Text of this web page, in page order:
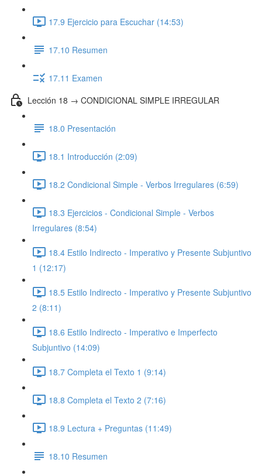
17.9 Ejercicio para Escuchar (14:53)
17.10 Resumen
17.11 Examen
Lección 18 → CONDICIONAL SIMPLE IRREGULAR
18.0 Presentación
18.1 Introducción (2:09)
18.2 Condicional Simple - Verbos Irregulares (6:59)
18.3 Ejercicios - Condicional Simple - Verbos
Irregulares (8:54)
18.4 Estilo Indirecto - Imperativo y Presente Subjuntivo
1 (12:17)
18.5 Estilo Indirecto - Imperativo y Presente Subjuntivo
2 (8:11)
18.6 Estilo Indirecto - Imperativo e Imperfecto
Subjuntivo (14:09)
18.7 Completa el Texto 1 (9:14)
18.8 Completa el Texto 2 (7:16)
18.9 Lectura + Preguntas (11:49)
18.10 Resumen